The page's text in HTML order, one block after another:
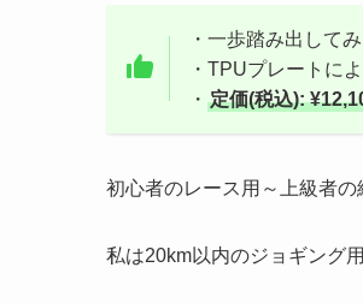
・一歩踏み出して
・TPUプレートに
・ 定価(税込):
初心者のレース用～上級者の
私は20km以内のジョギング